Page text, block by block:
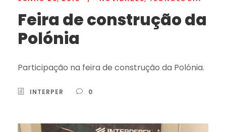
Feira de construção da
Polónia
Participação na feira de construção da Polónia.
INTERPER 0